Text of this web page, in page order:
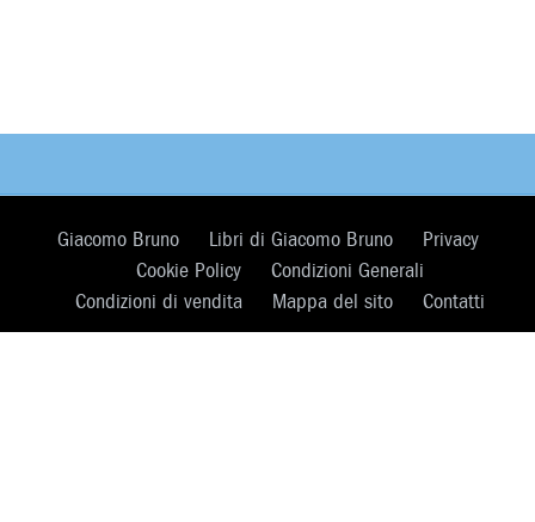
Giacomo Bruno Libri di Giacomo Bruno
Privacy
Cookie Policy
Condizioni Generali
Condizioni di vendita
Mappa del sito Contatti